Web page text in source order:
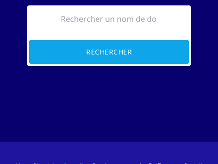
RECHERCHER